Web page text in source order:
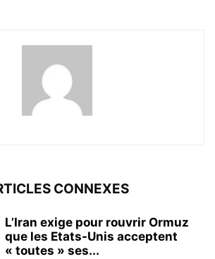
CONNEXES
L’Iran exige pour rouvrir Ormuz
que les Etats-Unis acceptent
« toutes » ses...